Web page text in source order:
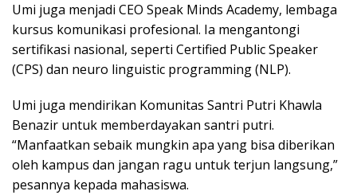
Umi juga menjadi CEO Speak Minds Academy, lembaga
kursus komunikasi profesional. Ia mengantongi
sertifikasi nasional, seperti Certified Public Speaker
(CPS) dan neuro linguistic programming (NLP).
Umi juga mendirikan Komunitas Santri Putri Khawla
Benazir untuk memberdayakan santri putri.
“Manfaatkan sebaik mungkin apa yang bisa diberikan
oleh kampus dan jangan ragu untuk terjun langsung,”
pesannya kepada mahasiswa.